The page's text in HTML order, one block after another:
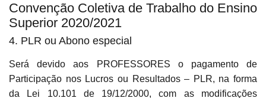
Convenção Coletiva de Trabalho do Ensino
Superior 2020/2021
4. PLR ou Abono especial
Será devido aos PROFESSORES o pagamento de
Participação nos Lucros ou Resultados – PLR, na forma
da Lei 10.101 de 19/12/2000, com as modificações